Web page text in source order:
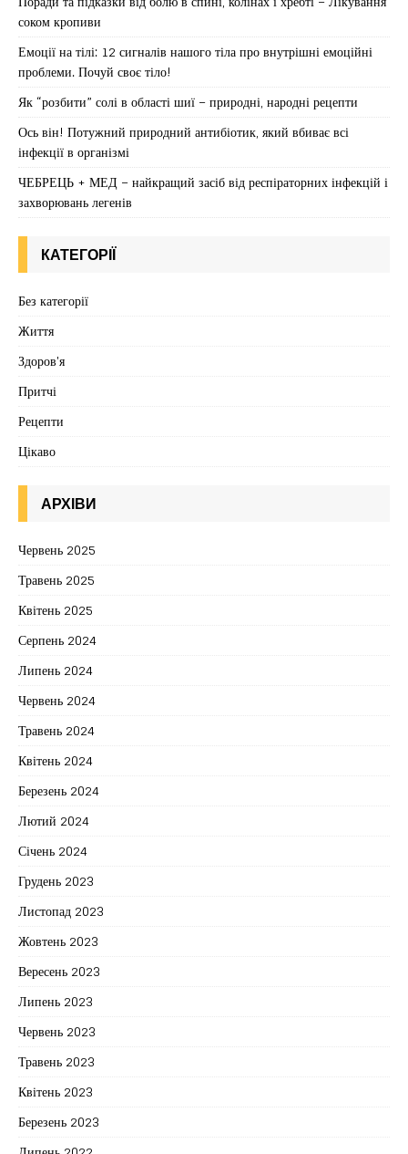
соком кропиви
Емоції на тілі: 12 сигналів нашого тіла про внутрішні емоційні
проблеми. Почуй своє тіло!
Як “розбити” солі в області шиї – природні, народні рецепти
Ось він! Потужний природний антибіотик, який вбиває всі
інфекції в організмі
ЧЕБРЕЦЬ + МЕД – найкращий засіб від респіраторних інфекцій і
захворювань легенів
КАТЕГОРІЇ
Без категорії
Життя
Здоров'я
Притчі
Рецепти
Цікаво
АРХІВИ
Червень 2025
Травень 2025
Квітень 2025
Серпень 2024
Липень 2024
Червень 2024
Травень 2024
Квітень 2024
Березень 2024
Лютий 2024
Січень 2024
Грудень 2023
Листопад 2023
Жовтень 2023
Вересень 2023
Липень 2023
Червень 2023
Травень 2023
Квітень 2023
Березень 2023